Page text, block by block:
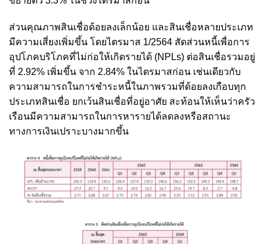
ส่วนคุณภาพสินเชื่อด้อยลงเล็กน้อย และสินเชื่อหลายประเภท
มีความเสี่ยงเพิ่มขึ้น โดยไตรมาส 1/2564 สัดส่วนหนี้เพื่อการ
อุปโภคบริโภคที่ไม่ก่อให้เกิดรายได้ (NPLs) ต่อสินเชื่อรวมอยู่
ที่ 2.92% เพิ่มขึ้น จาก 2.84% ในไตรมาสก่อน เช่นเดียวกับ
ความสามารถในการชำระหนี้ในภาพรวมที่ด้อยลงเกือบทุก
ประเภทสินเชื่อ ยกเว้นสินเชื่อที่อยู่อาศัย สะท้อนให้เห็นว่าครัว
เรือนมีความสามารถในการหารายได้ลดลงหรือสถานะ
ทางการเงินเปราะบางมากขึ้น